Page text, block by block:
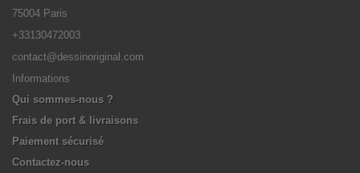
75004 Paris
+33130472003
contact@dessinoriginal.com
Informations
Qui sommes-nous ?
Frais de port & livraisons
Paiement sécurisé
Contactez-nous